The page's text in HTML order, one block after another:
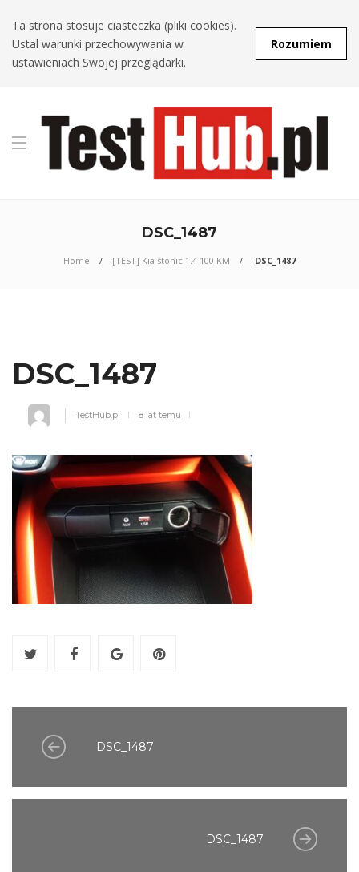
Ta strona stosuje ciasteczka (pliki cookies).
Ustal warunki przechowywania w
ustawieniach Swojej przeglądarki.
Rozumiem
DSC_1487
Home [TEST] Kia stonic 1.4 100 KM DSC_1487
DSC_1487
TestHub.pl 8 lat temu
DSC_1487
DSC_1487